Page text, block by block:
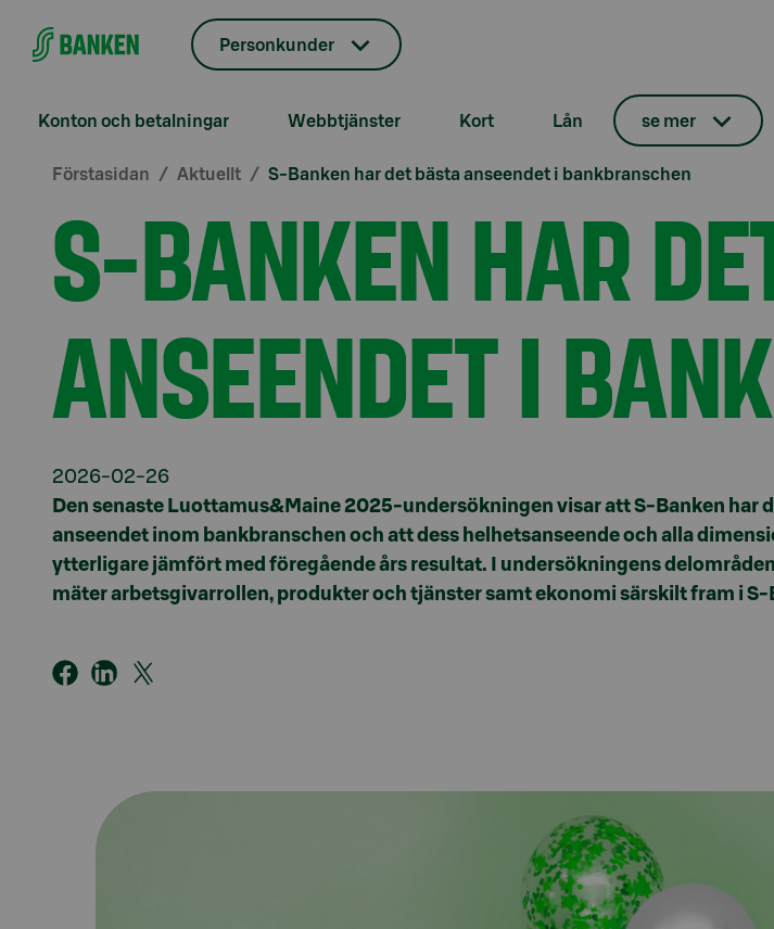
Personkunder
Konton och betalningar Webbtjänster Kort Lån se mer
Förstasidan Aktuellt S-Banken har det bästa anseendet i bankbranschen
S-BANKEN HAR
ANSEENDET I
2026-02-26
Den senaste Luottamus&Maine2025-undersökningen visar att S-Banken har
anseendet inom bankbranschen och att dess helhetsanseende och alla
ytterligare jämfört med föregåendeårs resultat. I undersökningens
mäter arbetsgivarrollen, produkter och tjänster samt ekonomi särskilt fram i S-